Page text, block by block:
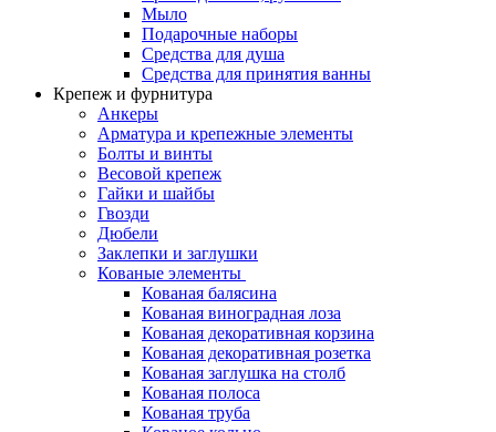
Мыло
Подарочные наборы
Средства для душа
Средства для принятия ванны
Крепеж и фурнитура
Анкеры
Арматура и крепежные элементы
Болты и винты
Весовой крепеж
Гайки и шайбы
Гвозди
Дюбели
Заклепки и заглушки
Кованые элементы
Кованая балясина
Кованая виноградная лоза
Кованая декоративная корзина
Кованая декоративная розетка
Кованая заглушка на столб
Кованая полоса
Кованая труба